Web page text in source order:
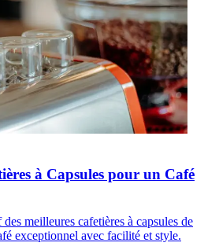
à Capsules pour un Café
meilleures cafetières à capsules de
exceptionnel avec facilité et style.